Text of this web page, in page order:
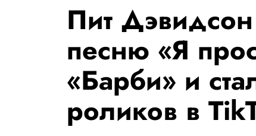
Пит
песню «Я
«Барби» и
роликов в